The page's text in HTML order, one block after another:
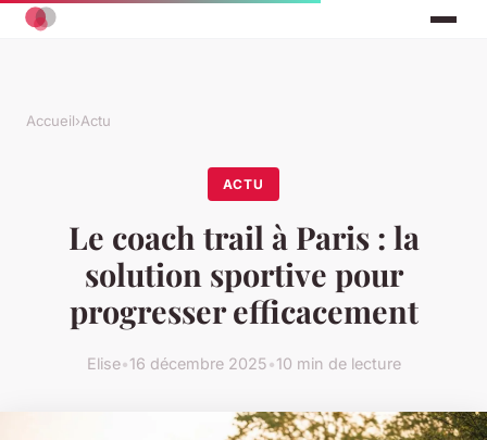
Accueil›Actu
ACTU
Le coach trail à Paris : la
solution sportive pour
progresser efficacement
Elise•16 décembre 2025•10 min de lecture